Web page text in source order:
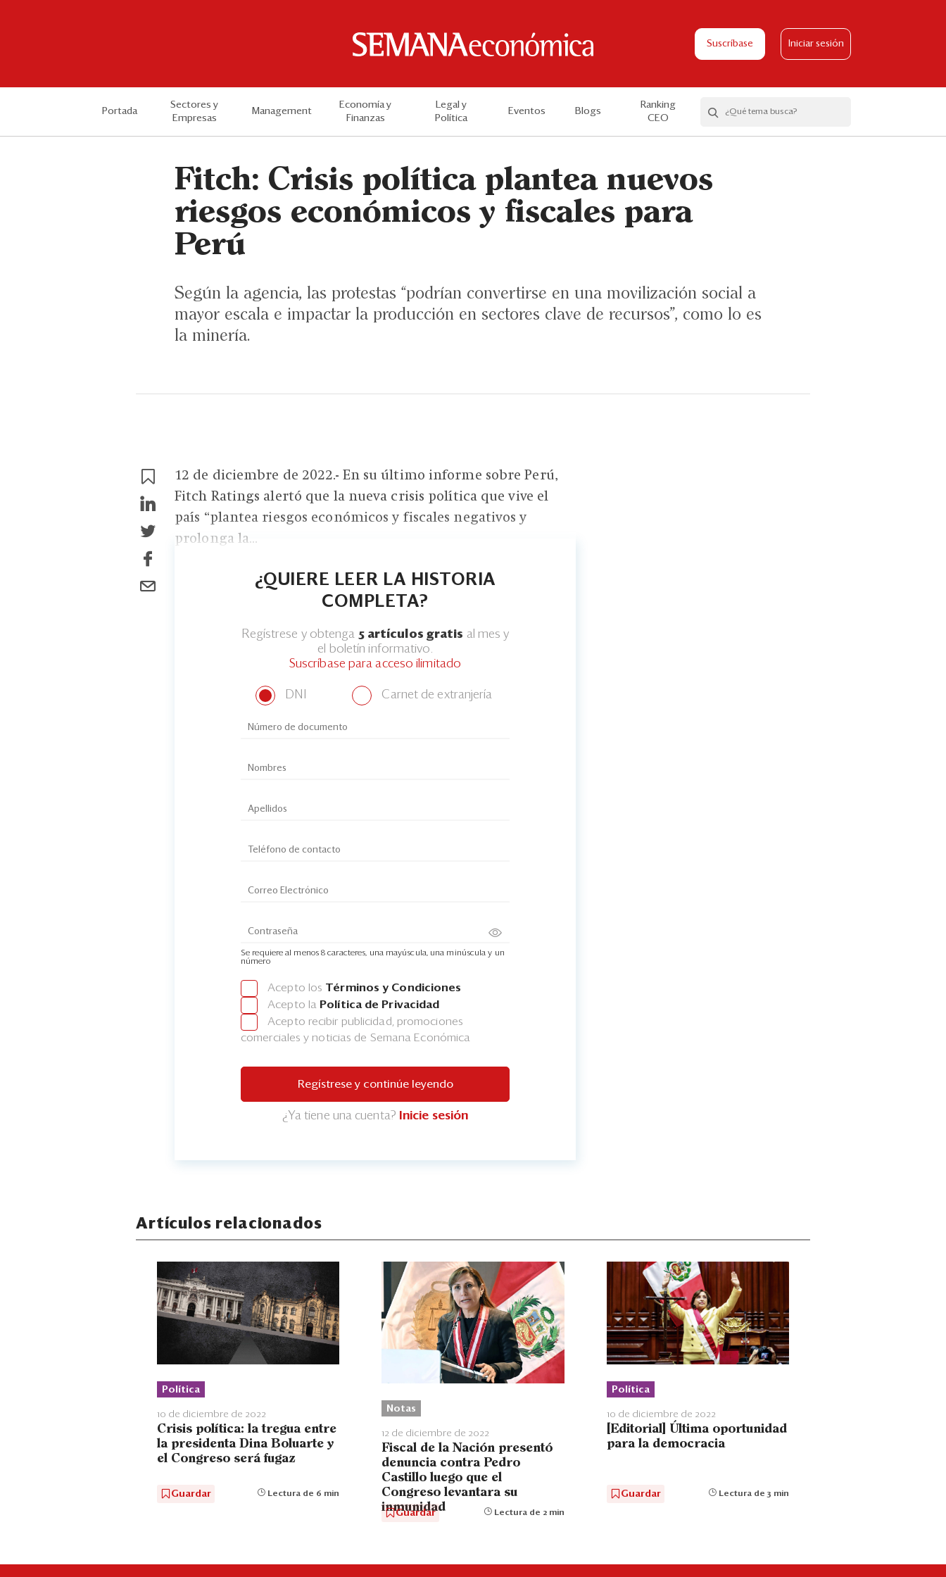
Suscríbase Iniciar sesión
Portada
Sectores y
Empresas
Management
Economía y
Finanzas
Legal y
Política
Eventos Blogs
Ranking
CEO
Fitch: Crisis política plantea nuevos
riesgos económicos y fiscales para
Perú
Según la agencia, las protestas “podrían convertirse en una movilización social a
mayor escala e impactar la producción en sectores clave de recursos”, como lo es
la minería.
12 de diciembre de 2022.- En su último informe sobre Perú,
Fitch Ratings alertó que la nueva crisis política que vive el
país “plantea riesgos económicos y fiscales negativos y
prolonga la...
¿QUIERE LEER LA HISTORIA
COMPLETA?
Regístrese y obtenga 5 artículos gratis al mes y
el boletín informativo.
Suscríbase para acceso ilimitado
DNI Carnet de extranjería
Se requiere al menos 8 caracteres, una mayúscula, una minúscula y un
número
Acepto los Términos y Condiciones
Acepto la Política de Privacidad
Acepto recibir publicidad, promociones
comerciales y noticias de Semana Económica
Regístrese y continúe leyendo
¿Ya tiene una cuenta? Inicie sesión
Artículos relacionados
Política
10 de diciembre de 2022
Crisis política: la tregua entre
la presidenta Dina Boluarte y
el Congreso será fugaz
Guardar Lectura de 6 min
Notas
12 de diciembre de 2022
Fiscal de la Nación presentó
denuncia contra Pedro
Castillo luego que el
Congreso levantara su
inmunidad
Guardar Lectura de 2 min
Política
10 de diciembre de 2022
[Editorial] Última oportunidad
para la democracia
Guardar Lectura de 3 min